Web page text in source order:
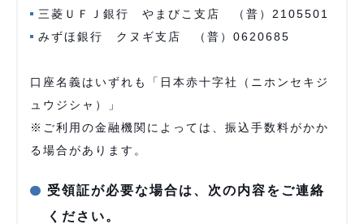
三菱ＵＦＪ銀行 やまびこ支店 （普）2105501
みずほ銀行 クヌギ支店 （普）0620685
口座名義はいずれも「日本赤十字社（ニホンセキジ
ュウジシャ）」
※ご利用の金融機関によっては、振込手数料がかか
る場合があります。
受領証が必要な場合は、次の内容をご連絡
ください。